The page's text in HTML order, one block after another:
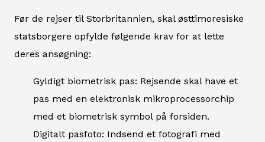
Før de rejser til Storbritannien, skal østtimoresiske
statsborgere opfylde følgende krav for at lette
deres ansøgning:
Gyldigt biometrisk pas: Rejsende skal have et
pas med en elektronisk mikroprocessorchip
med et biometrisk symbol på forsiden.
Digitalt pasfoto: Indsend et fotografi med